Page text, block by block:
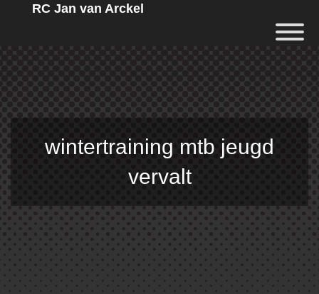
RC Jan van Arckel
wintertraining mtb jeugd
vervalt